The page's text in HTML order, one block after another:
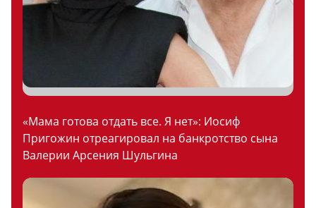
«Мама готова отдать все. Я нет»: Иосиф
Пригожин отреагировал на банкротство сына
Валерии Арсения Шульгина